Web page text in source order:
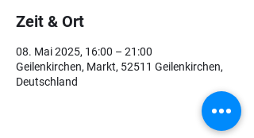
Zeit & Ort
08. Mai 2025, 16:00 – 21:00
Geilenkirchen, Markt, 52511 Geilenkirchen,
Deutschland